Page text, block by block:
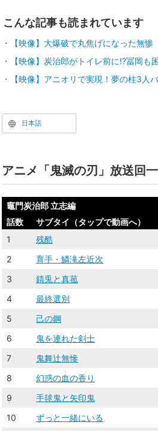
こんな記事も読まれています
【映像】大爆破で丸焦げになった無
【映像】炭治郎がトイレ前に!?冨岡も
【映像】アニオリで実現！夢の柱3人
日本語
アニメ「鬼滅の刃」放送回
竈門炭治郎 立志編
話数
サブタイ（タップで動画へ）
1
残酷
2
育手・鱗滝左近次
3
錆󠄀兎と真菰
4
最終選別
5
己の鋼
6
鬼を連れた剣士
7
鬼舞辻󠄀無慘
8
幻惑の血の香り
9
手毬鬼と矢印鬼
10
ずっと一緒にいる